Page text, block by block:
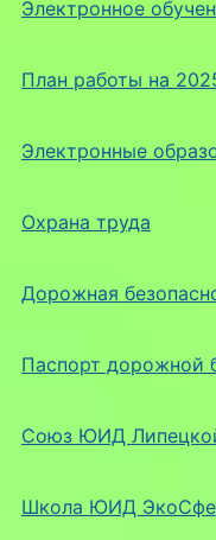
Электронное
План работы на
Электронные
Охрана труда
Дорожная
Паспорт дорожной
Союз ЮИД
Школа ЮИД